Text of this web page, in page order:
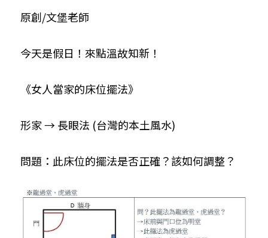
五行計算高階班
團隊訓練營
support@p8zicourse.com
五行八字線上班
原創/文堡老師
今天是假日！來點溫故知新！
《女人當家的床位擺法》
形家 → 長眼法 (台灣的本土風水)
問題：此床位的擺法是否正確？該如何調整？